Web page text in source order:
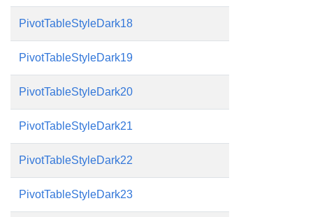
PivotTableStyleDark18
PivotTableStyleDark19
PivotTableStyleDark20
PivotTableStyleDark21
PivotTableStyleDark22
PivotTableStyleDark23